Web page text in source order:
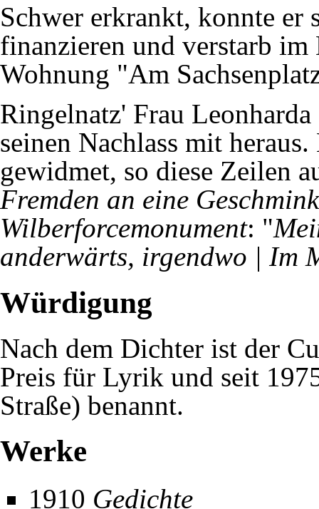
Schwer erkrankt, konnte er
finanzieren und verstarb
Wohnung "Am
Ringelnatz' Frau
seinen Nachlass mit
gewidmet, so diese Zeilen
Fremden an eine
Wilberforcemonument: "
anderwärts, irgendwo | Im
Würdigung
Nach dem Dichter ist der
Preis für Lyrik und seit
Straße) benannt.
Werke
1910 Gedichte